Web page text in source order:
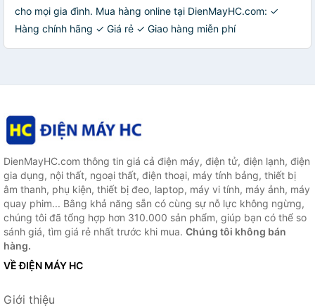
cho mọi gia đình. Mua hàng online tại DienMayHC.com: ✓
Hàng chính hãng ✓ Giá rẻ ✓ Giao hàng miễn phí
DienMayHC.com thông tin giá cả điện máy, điện tử, điện lạnh, điện
gia dụng, nội thất, ngoại thất, điện thoại, máy tính bảng, thiết bị
âm thanh, phụ kiện, thiết bị đeo, laptop, máy vi tính, máy ảnh, máy
quay phim... Bằng khả năng sẵn có cùng sự nỗ lực không ngừng,
chúng tôi đã tổng hợp hơn 310.000 sản phẩm, giúp bạn có thể so
sánh giá, tìm giá rẻ nhất trước khi mua. Chúng tôi không bán
hàng.
VỀ ĐIỆN MÁY HC
Giới thiệu